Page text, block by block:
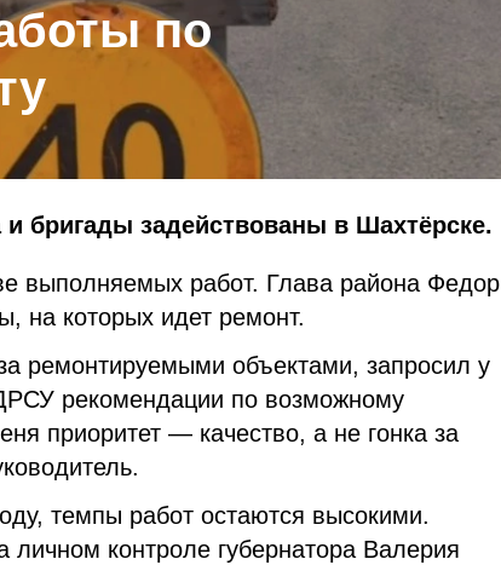
по
бригады задействованы в Шахтёрске.
выполняемых работ. Глава района Федор
на которых идет ремонт.
ремонтируемыми объектами, запросил у
рекомендации по возможному
приоритет — качество, а не гонка за
темпы работ остаются высокими.
контроле губернатора Валерия